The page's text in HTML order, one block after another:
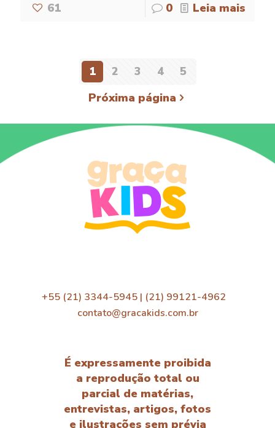
61 0 Leia mais
1 2 3 4
5
Próxima página
+55 (21) 3344-5945 | (21) 99121-4962
contato@gracakids.com.br
É expressamente proibida
a reprodução total ou
parcial de matérias,
entrevistas, artigos, fotos
e ilustrações sem prévia